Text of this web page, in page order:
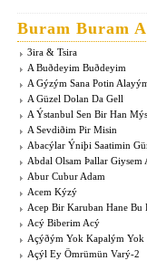
Buram Buram
3ira & Tsira
A Buðdeyim Buðdeyim
A Gýzým Sana Potin
A Güzel Dolan Da Gell
A Ýstanbul Sen Bir Han
A Sevdiðim Pir Misin
Abacýlar Ýniþi Saatimin
Abdal Olsam Þallar Giysem
Abur Cubur Adam
Acem Kýzý
Acep Bir Karuban Hane Bu
Acý Biberim Acý
Açýðým Yok Kapalým Yok
Açýl Ey Ömrümün Varý-2